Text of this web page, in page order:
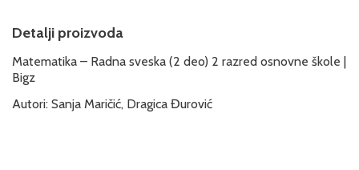
Detalji proizvoda
Matematika – Radna sveska (2 deo) 2 razred osnovne škole |
Bigz
Autori: Sanja Maričić, Dragica Đurović